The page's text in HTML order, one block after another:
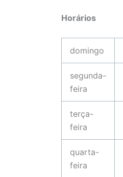
Horários
domingo
segunda-
feira
terça-
feira
quarta-
feira